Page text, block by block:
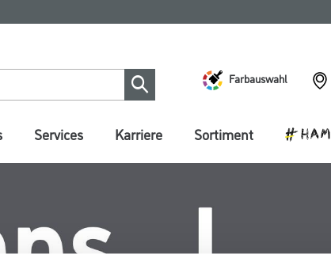
Farbauswahl
Services Karriere Sortiment